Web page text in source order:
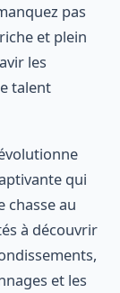
pas
et plein
les
talent
qui
chasse au
à découvrir
et les